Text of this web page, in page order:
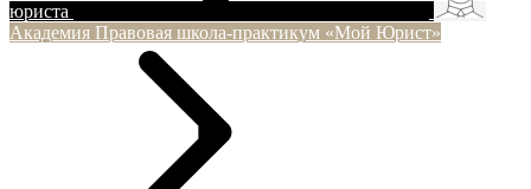
юриста
Академия Правовая школа-практикум «Мой Юрист»